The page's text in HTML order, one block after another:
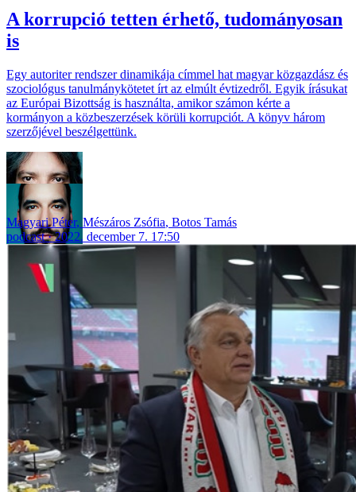
A korrupció tetten érhető, tudományosan
is
Egy autoriter rendszer dinamikája címmel hat magyar közgazdász és
szociológus tanulmánykötetet írt az elmúlt évtizedről. Egyik írásukat
az Európai Bizottság is használta, amikor számon kérte a
kormányon a közbeszerzések körüli korrupciót. A könyv három
szerzőjével beszélgettünk.
Magyari Péter, Mészáros Zsófia, Botos Tamás
podcast
2022. december 7. 17:50